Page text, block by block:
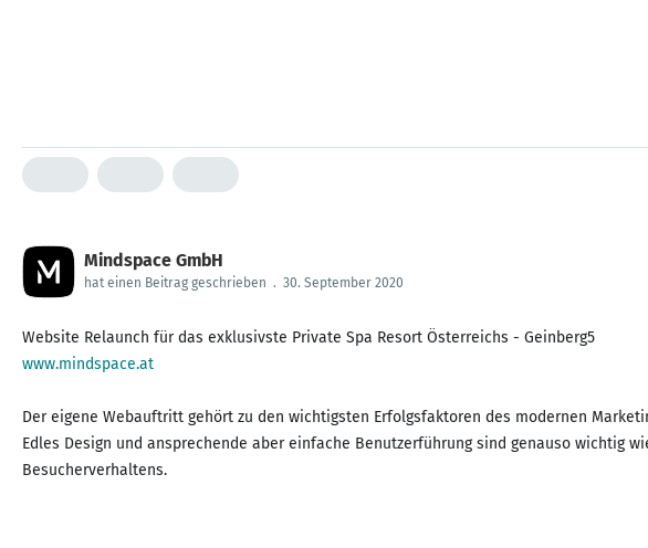
Mindspace GmbH
hat einen Beitrag geschrieben . 30. September 2020
www.mindspace.at
Der eigene Webauftritt gehört zu den wichtigsten Erfolgsfaktoren des modernen
Edles Design und ansprechende aber einfache Benutzerführung sind genauso wichtig
Besucherverhaltens.